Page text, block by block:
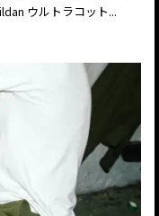
ウルトラコット...